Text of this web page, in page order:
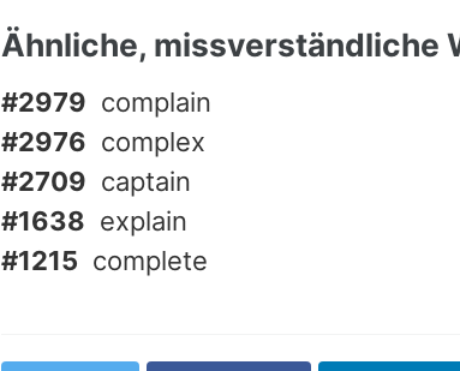
Ähnliche, missverständliche
#2979 complain
#2976 complex
#2709 captain
#1638 explain
#1215 complete